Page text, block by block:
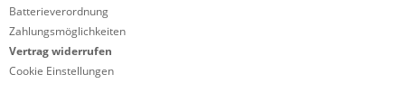
Batterieverordnung
Zahlungsmöglichkeiten
Vertrag widerrufen
Cookie Einstellungen